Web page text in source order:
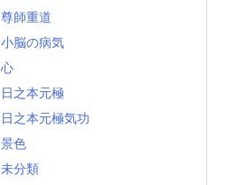
尊師重道
小脳の病気
心
日之本元極
日之本元極気功
景色
未分類